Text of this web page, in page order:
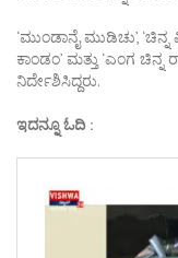
‘ಮುಂಡಾನೈ ಮುಡಿಚು’,
ಕಾಂಡಂ’ ಮತ್ತು ‘ಎಂಗ
ನಿರ್ದೇಶಿಸಿದ್ದರು.
ಇದನ್ನೂ ಓದಿ :